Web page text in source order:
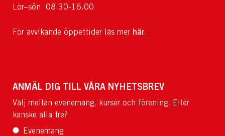
Lör–sön 08.30-16.00
För avvikande öppettider läs mer här.
ANMÄL DIG TILL VÅRA NYHETSBREV
Välj mellan evenemang, kurser och förening. Eller
kanske alla tre?
Evenemang